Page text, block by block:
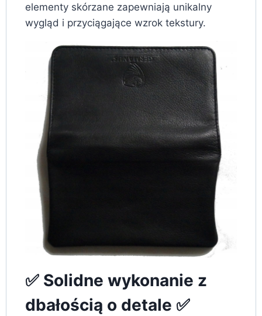
elementy skórzane zapewniają unikalny
wygląd i przyciągające wzrok tekstury.
✅ Solidne wykonanie z
dbałością o detale ✅